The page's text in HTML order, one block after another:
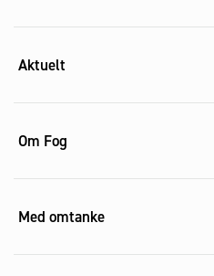
Aktuelt
Om Fog
Med omtanke